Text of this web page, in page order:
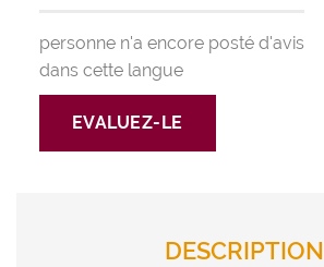
personne n'a encore posté d'avis
dans cette langue
EVALUEZ-LE
DESCRIPTION